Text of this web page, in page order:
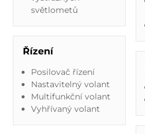
světlometů
Řízení
Posilovač řízení
Nastavitelný volant
Multifunkční volant
Vyhřívaný volant